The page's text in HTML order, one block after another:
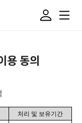
용 동의
처리 및 보유기간